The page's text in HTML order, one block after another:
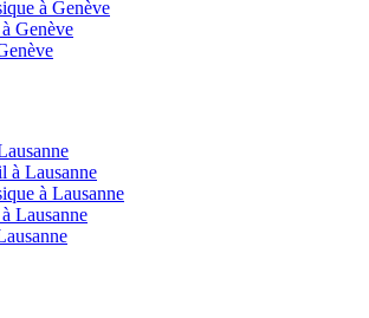
à Genève
Genève
à Lausanne
à Lausanne
Lausanne